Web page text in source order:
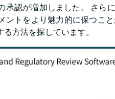
承認が増加しました。 さら
ントをより魅力的に保つこ
方法を探しています。